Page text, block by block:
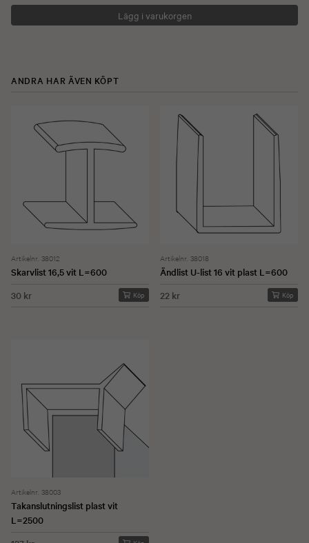
ANDRA HAR ÄVEN KÖPT
Artikelnr. 38012
Skarvlist 16,5 vit L=600
30 kr
Köp
Artikelnr. 38018
Ändlist U-list 16 vit plast L=600
22 kr
Köp
Artikelnr. 38003
Takanslutningslist plast vit
L=2500